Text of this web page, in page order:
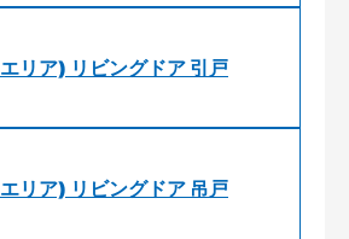
リア) リビングドア 引戸
リア) リビングドア 吊戸